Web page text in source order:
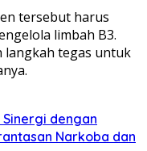
tersebut harus
limbah B3.
langkah tegas untuk
dengan
Narkoba dan